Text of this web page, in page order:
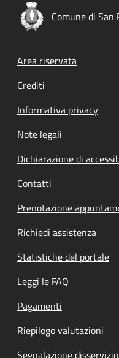
Comune di
Footer menu
Area riservata
Crediti
Informativa privacy
Note legali
Dichiarazione di
Contatti
Prenotazione
Richiedi assistenza
Statistiche del portale
Leggi le FAQ
Pagamenti
Riepilogo valutazioni